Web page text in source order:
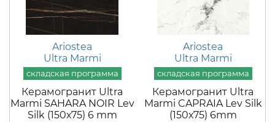
Ariostea
Ultra Marmi
Керамогранит Ultra
Marmi SAHARA NOIR Lev
Silk (150х75) 6 mm
Ariostea
Ultra Marmi
Керамогранит Ultra
Marmi CAPRAIA Lev Silk
(150х75) 6mm